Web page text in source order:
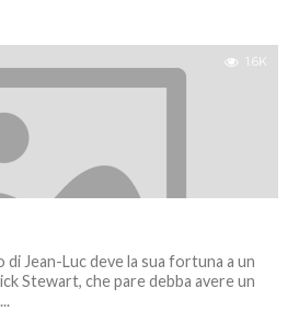
1.6K
Jean-Luc deve la sua fortuna a un
Stewart, che pare debba avere un